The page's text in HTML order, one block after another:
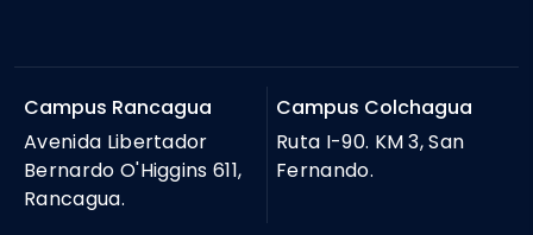
Campus Rancagua
Avenida Libertador
Bernardo O'Higgins 611,
Rancagua.
Campus Colchagua
Ruta I-90. KM 3, San
Fernando.